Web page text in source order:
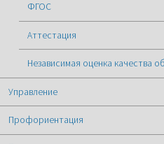
ФГОС
Аттестация
Независимая оценка качества
Управление
Профориентация